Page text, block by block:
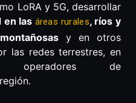
LoRA y 5G, desarrollar
en las áreas rurales, ríos y
y en otros
las redes terrestres, en
operadores de